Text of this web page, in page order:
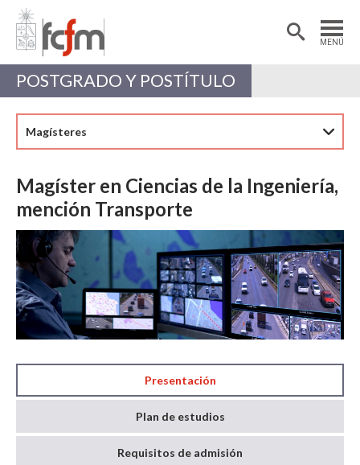
MENÚ
Estudiantes
Académicas/os
POSTGRADO Y POSTÍTULO
Magísteres
Magíster en Ciencias de la Ingeniería,
mención Transporte
Presentación
Plan de estudios
Requisitos de admisión